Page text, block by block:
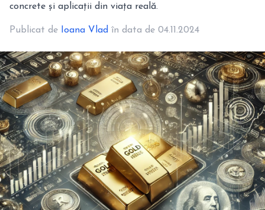
concrete și aplicații din viața reală.
Publicat de Ioana Vlad în data de 04.11.2024